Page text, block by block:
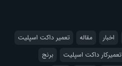
اخبار مقاله
تعمیر داکت اسپلیت
تعمیرکار داکت اسپلیت
برنج